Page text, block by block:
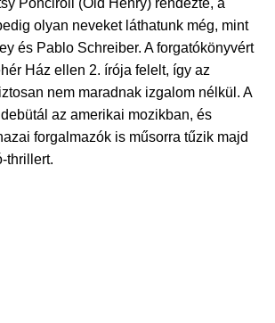
Ponciroli (Old Henry) rendezte, a
olyan neveket láthatunk még, mint
és Pablo Schreiber. A forgatókönyvért
Ház ellen 2. írója felelt, így az
nem maradnak izgalom nélkül. A
az amerikai mozikban, és
forgalmazók is műsorra tűzik majd
thrillert.